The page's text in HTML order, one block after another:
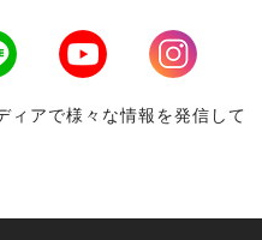
Youtube
Instagram
ィアで様々な情報を発信して